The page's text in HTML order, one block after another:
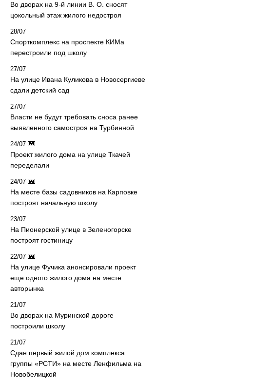
Во дворах на 9-й линии В. О. сносят
цокольный этаж жилого недостроя
28/07
Спорткомплекс на проспекте КИМа
перестроили под школу
27/07
На улице Ивана Куликова в Новосергиеве
сдали детский сад
27/07
Власти не будут требовать сноса ранее
выявленного самостроя на Турбинной
24/07
Проект жилого дома на улице Ткачей
переделали
24/07
На месте базы садовников на Карповке
построят начальную школу
23/07
На Пионерской улице в Зеленогорске
построят гостиницу
22/07
На улице Фучика анонсировали проект
еще одного жилого дома на месте
авторынка
21/07
Во дворах на Муринской дороге
построили школу
21/07
Сдан первый жилой дом комплекса
группы «РСТИ» на месте Ленфильма на
Новобелицкой